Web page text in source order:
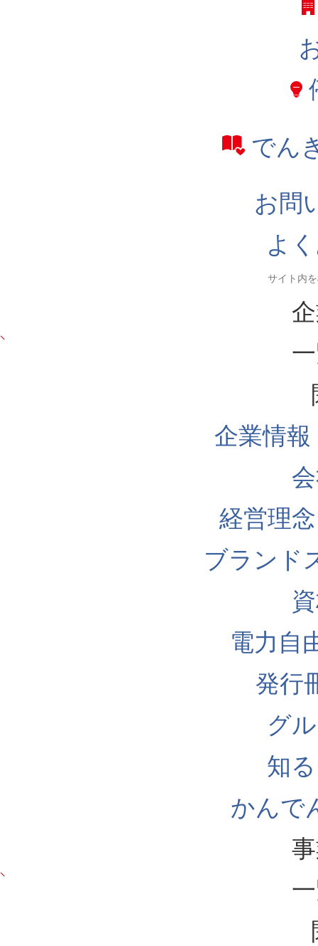
でん
お問
よ
企業情
経営理
ブランド
電力自
発行
グ
知
かんで